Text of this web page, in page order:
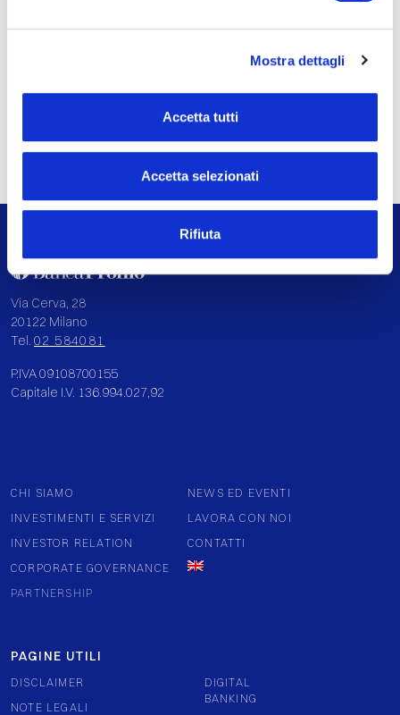
Mostra dettagli
Accetta tutti
Accetta selezionati
Rifiuta
CONTATTACI ORA
Via Cerva, 28
20122 Milano
Tel. 02 584081
P.IVA 09108700155
Capitale I.V. 136.994.027,92
CHI SIAMO
INVESTIMENTI E SERVIZI
INVESTOR RELATION
CORPORATE GOVERNANCE
PARTNERSHIP
NEWS ED EVENTI
LAVORA CON NOI
CONTATTI
PAGINE UTILI
DISCLAIMER
NOTE LEGALI
DIGITAL
BANKING